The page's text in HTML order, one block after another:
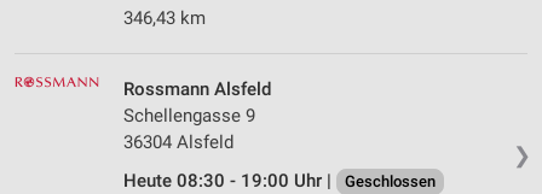
346,43 km
❯
Rossmann Alsfeld
Schellengasse 9
36304 Alsfeld
Heute 08:30 - 19:00 Uhr |
Geschlossen
personalisierter Werbung
Erstellung von Profilen zur Personalisierung